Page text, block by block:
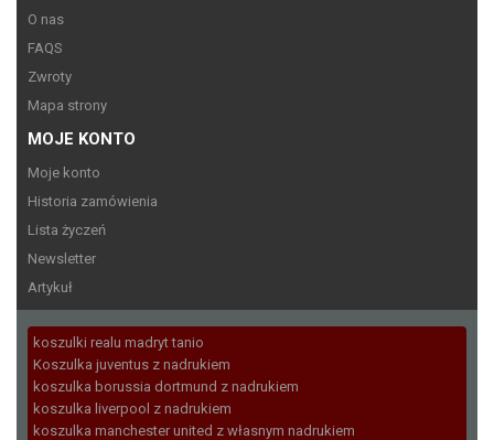
O nas
FAQS
Zwroty
Mapa strony
MOJE KONTO
Moje konto
Historia zamówienia
Lista życzeń
Newsletter
Artykuł
koszulki realu madryt tanio
Koszulka juventus z nadrukiem
koszulka borussia dortmund z nadrukiem
koszulka liverpool z nadrukiem
koszulka manchester united z własnym nadrukiem